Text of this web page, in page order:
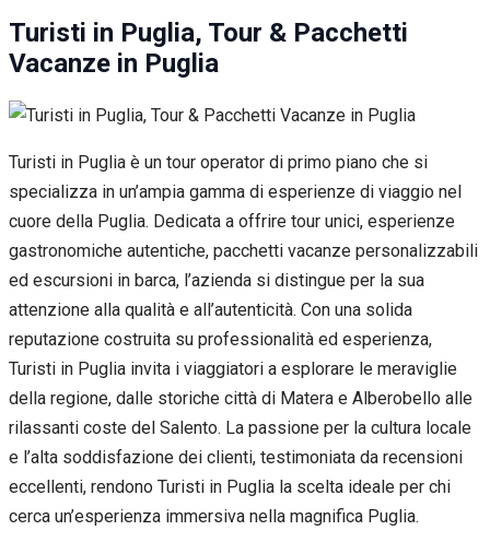
Turisti in Puglia, Tour & Pacchetti
Vacanze in Puglia
Turisti in Puglia è un tour operator di primo piano che si
specializza in un’ampia gamma di esperienze di viaggio nel
cuore della Puglia. Dedicata a offrire tour unici, esperienze
gastronomiche autentiche, pacchetti vacanze personalizzabili
ed escursioni in barca, l’azienda si distingue per la sua
attenzione alla qualità e all’autenticità. Con una solida
reputazione costruita su professionalità ed esperienza,
Turisti in Puglia invita i viaggiatori a esplorare le meraviglie
della regione, dalle storiche città di Matera e Alberobello alle
rilassanti coste del Salento. La passione per la cultura locale
e l’alta soddisfazione dei clienti, testimoniata da recensioni
eccellenti, rendono Turisti in Puglia la scelta ideale per chi
cerca un’esperienza immersiva nella magnifica Puglia.